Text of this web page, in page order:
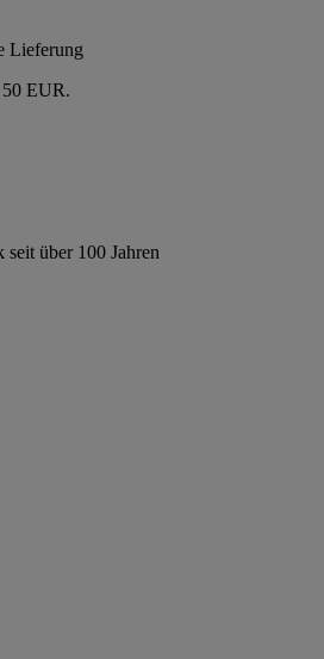
Lieferung
EUR.
seit über 100 Jahren